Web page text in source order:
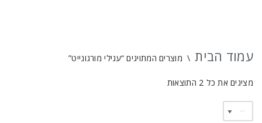
עמוד הבית \ מוצרים המתויגים “עגילי מורגונייט”
מציגים את כל ⁦2⁩ התוצאות